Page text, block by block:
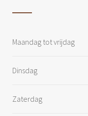
Maandag tot vrijdag
Dinsdag
Zaterdag